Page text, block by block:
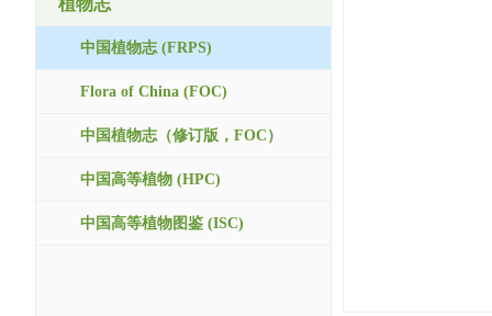
植物志
中国植物志 (FRPS)
Flora of China (FOC)
中国植物志（修订版，FOC）
中国高等植物 (HPC)
中国高等植物图鉴 (ISC)